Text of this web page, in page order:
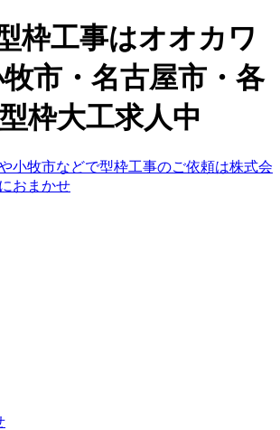
枠工事はオオカワ
市・名古屋市・各
枠大工求人中